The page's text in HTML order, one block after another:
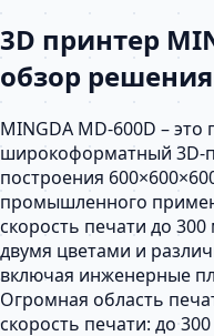
3D принтер
обзор решения
MINGDA MD-600D –
широкоформатный 3D-
построения
промышленного
скорость печати до
двумя цветами и
включая инженерные
Огромная область
скорость печати: до